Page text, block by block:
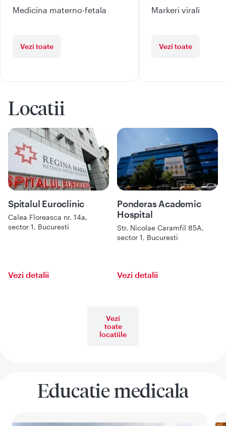
Medicina materno-fetala
Vezi toate
Markeri virali
Vezi toate
Locatii
Spitalul Euroclinic
Calea Floreasca nr. 14a,
sector 1, Bucuresti
Vezi detalii
Ponderas Academic
Hospital
Str. Nicolae Caramfil 85A,
sector 1, Bucuresti
Vezi detalii
Vezi
toate
locatiile
Educatie medicala